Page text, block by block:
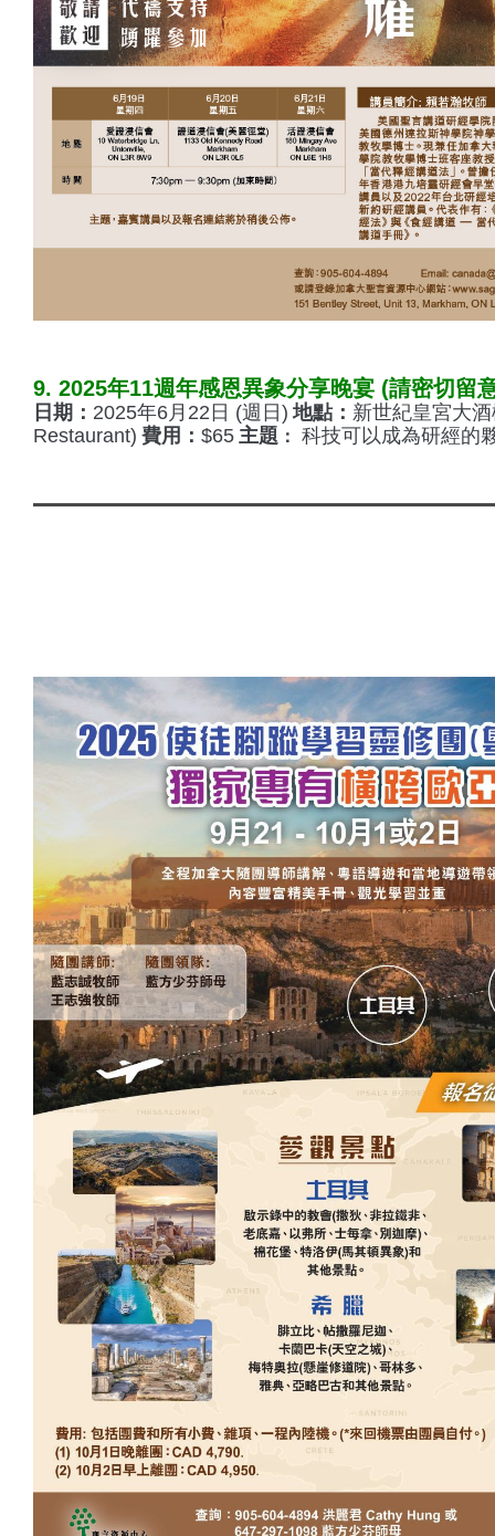
9. 2025年11週年感恩異象分享晚宴 (請密切留
日期： 2025年6月22日 (週日) 地點： 新世紀皇宮大
Restaurant) 費用： $65 主題 ： 科技可以成為研經的